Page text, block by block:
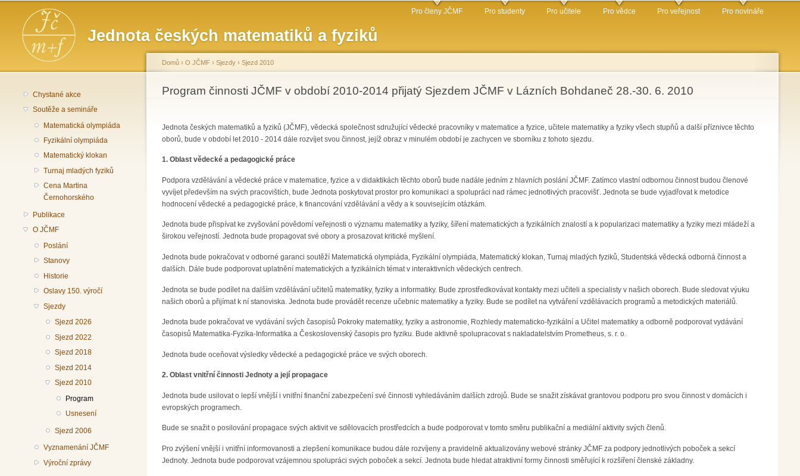
obsahu
Jednota českých matematiků a fyziků
Hlavní menu Pro členy JČMF Pro studenty Pro učitele Pro vědce Pro veřejnost Pro novináře
Chystané akce
Soutěže a semináře
Matematická olympiáda
Fyzikální olympiáda
Matematický klokan
Turnaj mladých fyziků
Cena Martina
Černohorského
Publikace
O JČMF
Poslání
Stanovy
Historie
Oslavy 150. výročí
Sjezdy
Sjezd 2026
Sjezd 2022
Sjezd 2018
Sjezd 2014
Sjezd 2010
Program
Usnesení
Sjezd 2006
Vyznamenání JČMF
Výroční zprávy
Jste zde
Domů › O JČMF › Sjezdy › Sjezd 2010
Program činnosti JČMF v období 2010-2014 přijatý Sjezdem JČMF v Lázních Bohdaneč 28.-30. 6. 2010
Jednota českých matematiků a fyziků (JČMF), vědecká společnost sdružující vědecké pracovníky v matematice a fyzice, učitele matematiky a fyziky všech stupňů a další příznivce těchto
oborů, bude v období let 2010 - 2014 dále rozvíjet svou činnost, jejíž obraz v minulém období je zachycen ve sborníku z tohoto sjezdu.
1. Oblast vědecké a pedagogické práce
Podpora vzdělávání a vědecké práce v matematice, fyzice a v didaktikách těchto oborů bude nadále jedním z hlavních poslání JČMF. Zatímco vlastní odbornou činnost budou členové
vyvíjet především na svých pracovištích, bude Jednota poskytovat prostor pro komunikaci a spolupráci nad rámec jednotlivých pracovišť. Jednota se bude vyjadřovat k metodice
hodnocení vědecké a pedagogické práce, k financování vzdělávání a vědy a k souvisejícím otázkám.
Jednota bude přispívat ke zvyšování povědomí veřejnosti o významu matematiky a fyziky, šíření matematických a fyzikálních znalostí a k popularizaci matematiky a fyziky mezi mládeží a
širokou veřejností. Jednota bude propagovat své obory a prosazovat kritické myšlení.
Jednota bude pokračovat v odborné garanci soutěží Matematická olympiáda, Fyzikální olympiáda, Matematický klokan, Turnaj mladých fyziků, Studentská vědecká odborná činnost a
dalších. Dále bude podporovat uplatnění matematických a fyzikálních témat v interaktivních vědeckých centrech.
Jednota se bude podílet na dalším vzdělávání učitelů matematiky, fyziky a informatiky. Bude zprostředkovávat kontakty mezi učiteli a specialisty v našich oborech. Bude sledovat výuku
našich oborů a přijímat k ní stanoviska. Jednota bude provádět recenze učebnic matematiky a fyziky. Bude se podílet na vytváření vzdělávacích programů a metodických materiálů.
Jednota bude pokračovat ve vydávání svých časopisů Pokroky matematiky, fyziky a astronomie, Rozhledy matematicko­-fyzikální a Učitel matematiky a odborně podporovat vydávání
časopisů Matematika-Fyzika-Informatika a Československý časopis pro fyziku. Bude aktivně spolupracovat s nakladatelstvím Prometheus, s. r. o.
Jednota bude oceňovat výsledky vědecké a pedagogické práce ve svých oborech.
2. Oblast vnitřní činnosti Jednoty a její propagace
Jednota bude usilovat o lepší vnější i vnitřní finanční zabezpečení své činnosti vyhledáváním dalších zdrojů. Bude se snažit získávat grantovou podporu pro svou činnost v domácích i
evropských programech.
Bude se snažit o posilování propagace svých aktivit ve sdělovacích prostředcích a bude podporovat v tomto směru publikační a mediální aktivity svých členů.
Pro zvýšení vnější i vnitřní informovanosti a zlepšení komunikace budou dále rozvíjeny a pravidelně aktualizovány webové­ stránky JČMF za podpory jednotlivých poboček a sekcí
Jednoty. Jednota bude podporovat vzájemnou spolupráci svých poboček a sekcí. Jednota bude hledat atraktivní formy činnosti směřující k rozšíření členské základny.